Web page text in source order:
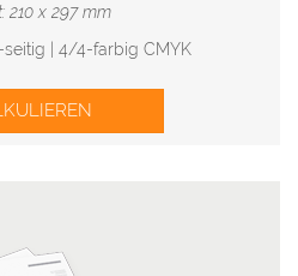
210 x 297 mm
seitig | 4/4-farbig CMYK